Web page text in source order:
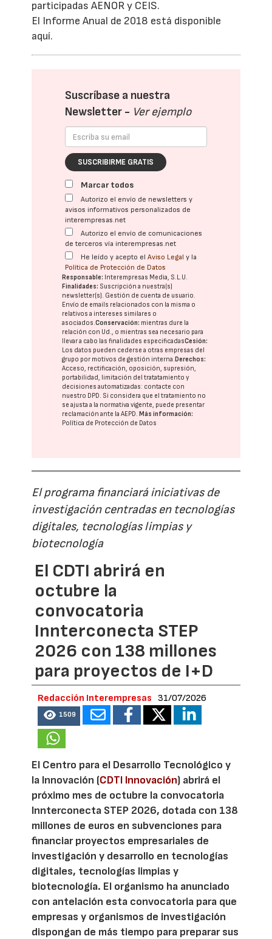
participadas AENOR y CEIS.
El Informe Anual de 2018 está disponible
aquí.
Suscríbase a nuestra
Newsletter - Ver ejemplo
SUSCRIBIRME GRATIS
Marcar todos
Autorizo el envío de newsletters y
avisos informativos personalizados de
interempresas.net
Autorizo el envío de comunicaciones
de terceros vía interempresas.net
He leído y acepto elAviso Legal y la
Política de Protección de Datos
Responsable: Interempresas Media, S.L.U.
Finalidades: Suscripción a nuestra(s)
newsletter(s). Gestión de cuenta de usuario.
Envío de emails relacionados con la misma o
relativos a intereses similares o
asociados.Conservación: mientras dure la
relación con Ud., o mientras sea necesario para
llevar a cabo las finalidades especificadasCesión:
Los datos pueden cederse a otras empresas del
grupo por motivos de gestión interna. Derechos:
Acceso, rectificación, oposición, supresión,
portabilidad, limitación del tratatamiento y
decisiones automatizadas: contacte con
nuestro DPD. Si considera que el tratamiento no
se ajusta a la normativa vigente, puede presentar
reclamación ante laAEPD. Más información:
Política de Protección de Datos
El programa financiará iniciativas de
investigación centradas en tecnologías
digitales, tecnologías limpias y
biotecnología
El CDTI abrirá en
octubre la
convocatoria
Innterconecta STEP
2026 con 138 millones
para proyectos de I+D
Redacción Interempresas 31/07/2026
1509
El Centro para el Desarrollo Tecnológico y
la Innovación (CDTI Innovación) abrirá el
próximo mes de octubre la convocatoria
Innterconecta STEP 2026, dotada con 138
millones de euros en subvenciones para
financiar proyectos empresariales de
investigación y desarrollo en tecnologías
digitales, tecnologías limpias y
biotecnología. El organismo ha anunciado
con antelación esta convocatoria para que
empresas y organismos de investigación
dispongan de más tiempo para preparar sus